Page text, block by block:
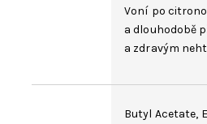
Voní po
a dlouhodobě
a zdravým
Butyl Acetate,